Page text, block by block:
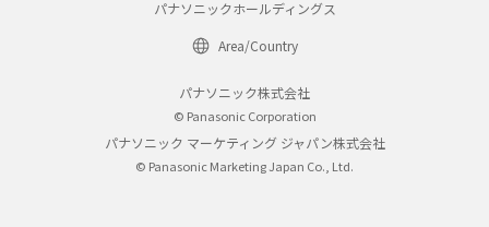
パナソニックホールディングス
Area/Country
パナソニック株式会社
© Panasonic Corporation
パナソニック マーケティング ジャパン株式会社
© Panasonic Marketing Japan Co., Ltd.